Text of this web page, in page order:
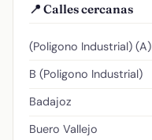
📍 Calles cercanas
(Poligono Industrial) (A)
B (Poligono Industrial)
Badajoz
Buero Vallejo